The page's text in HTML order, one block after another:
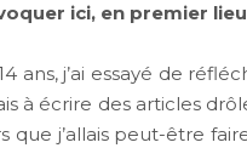
ici, en premier
ans, j’ai essayé de
à écrire des articles
que j’allais peut-être